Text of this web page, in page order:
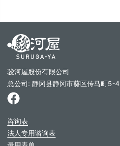
骏河屋股份有限公司
总公司: 静冈县静冈市葵区传马町5-4
咨询表
法人专用谘询表